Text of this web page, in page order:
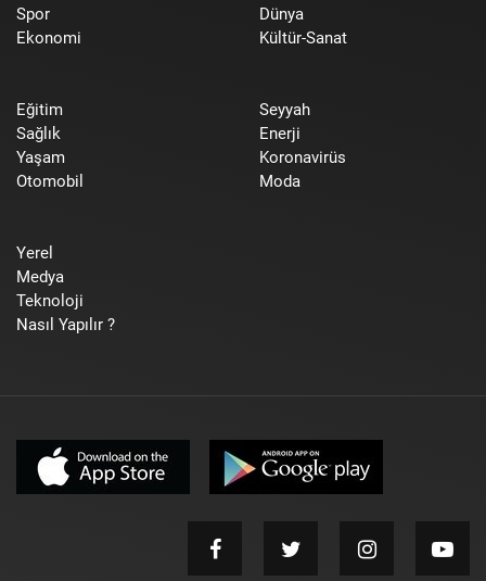
Spor
Ekonomi
Dünya
Kültür-Sanat
Eğitim
Sağlık
Yaşam
Otomobil
Seyyah
Enerji
Koronavirüs
Moda
Yerel
Medya
Teknoloji
Nasıl Yapılır ?